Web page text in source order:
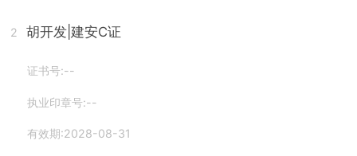
2 胡开发 |建安C证
证书号:--
执业印章号:--
有效期:2028-08-31